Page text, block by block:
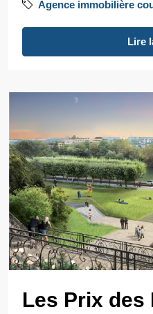
Agence immobilière
Lire
Les Prix des